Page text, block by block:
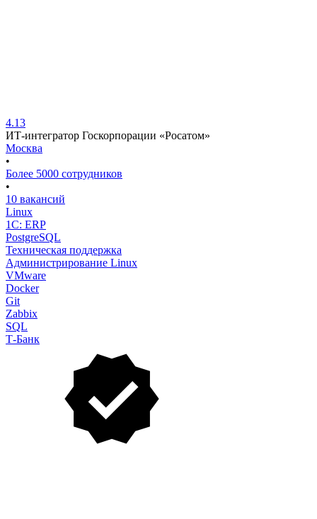
4.13
ИТ-интегратор Госкорпорации «Росатом»
Москва
•
Более 5000 сотрудников
•
10 вакансий
Linux
1C: ERP
PostgreSQL
Техническая поддержка
Администрирование Linux
VMware
Docker
Git
Zabbix
SQL
Т-Банк